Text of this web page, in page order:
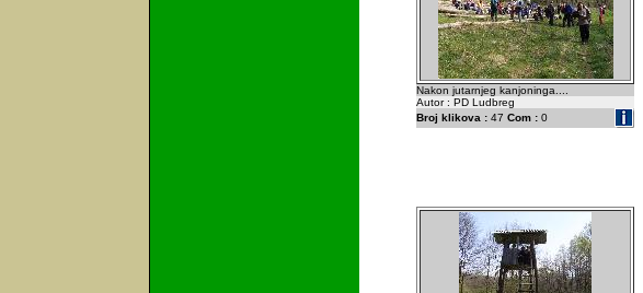
Nakon jutarnjeg kanjoninga....
Autor : PD Ludbreg
Broj klikova : 47 Com : 0